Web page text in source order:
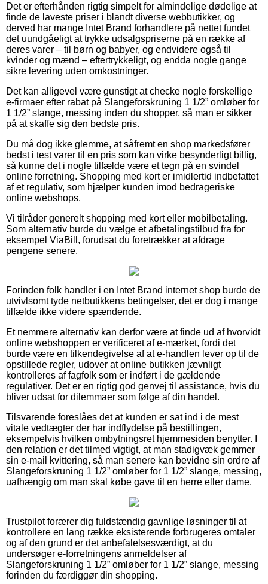
Det er efterhånden rigtig simpelt for almindelige dødelige at
finde de laveste priser i blandt diverse webbutikker, og
derved har mange Intet Brand forhandlere på nettet fundet
det uundgåeligt at trykke udsalgspriserne på en række af
deres varer – til børn og babyer, og endvidere også til
kvinder og mænd – eftertrykkeligt, og endda nogle gange
sikre levering uden omkostninger.
Det kan alligevel være gunstigt at checke nogle forskellige
e-firmaer efter rabat på Slangeforskruning 1 1/2” omløber for
1 1/2” slange, messing inden du shopper, så man er sikker
på at skaffe sig den bedste pris.
Du må dog ikke glemme, at såfremt en shop markedsfører
bedst i test varer til en pris som kan virke besynderligt billig,
så kunne det i nogle tilfælde være et tegn på en svindel
online forretning. Shopping med kort er imidlertid indbefattet
af et regulativ, som hjælper kunden imod bedrageriske
online webshops.
Vi tilråder generelt shopping med kort eller mobilbetaling.
Som alternativ burde du vælge et afbetalingstilbud fra for
eksempel ViaBill, forudsat du foretrækker at afdrage
pengene senere.
Forinden folk handler i en Intet Brand internet shop burde de
utvivlsomt tyde netbutikkens betingelser, det er dog i mange
tilfælde ikke videre spændende.
Et nemmere alternativ kan derfor være at finde ud af hvorvidt
online webshoppen er verificeret af e-mærket, fordi det
burde være en tilkendegivelse af at e-handlen lever op til de
opstillede regler, udover at online butikken jævnligt
kontrolleres af fagfolk som er indført i de gældende
regulativer. Det er en rigtig god genvej til assistance, hvis du
bliver udsat for dilemmaer som følge af din handel.
Tilsvarende foreslåes det at kunden er sat ind i de mest
vitale vedtægter der har indflydelse på bestillingen,
eksempelvis hvilken ombytningsret hjemmesiden benytter. I
den relation er det tilmed vigtigt, at man stadigvæk gemmer
sin e-mail kvittering, så man senere kan bevidne sin ordre af
Slangeforskruning 1 1/2” omløber for 1 1/2” slange, messing,
uafhængig om man skal købe gave til en herre eller dame.
Trustpilot forærer dig fuldstændig gavnlige løsninger til at
kontrollere en lang række eksisterende forbrugeres omtaler
og af den grund er det anbefalelsesværdigt, at du
undersøger e-forretningens anmeldelser af
Slangeforskruning 1 1/2” omløber for 1 1/2” slange, messing
forinden du færdiggør din shopping.